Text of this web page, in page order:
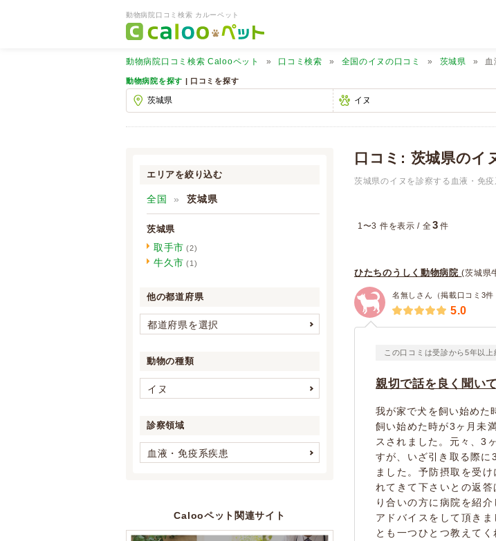
動物病院口コミ検索 カルーペット
動物病院口コミ検索 Calooペット 口コミ検索 全国のイヌの口コミ 茨城県 血
動物病院を探す | 口コミを探す
口コミ: 茨城県のイ
茨城県のイヌを診察する血液・免
1〜3 件を表示 / 全3 件
ひたちのうしく動物病院(茨城県
名無しさん（掲載口コミ3件
5.0
この口コミは受診から5年以上
親切で話を良く聞い
我が家で犬を飼い始めた
飼い始めた時が3ヶ月未
スされました。元々、3
すが、いざ引き取る際に
ました。予防摂取を受
れてきて下さいとの返
り合いの方に病院を紹
アドバイスをして頂き
とも一つひとつ教えて
エリアを絞り込む
全国 茨城県
茨城県
取手市 (2)
牛久市 (1)
他の都道府県
都道府県を選択
栃木県 (2) 群馬
東京都 神奈
新潟県 (2) 石川県
福井県 (2) 長野県
岐阜県 (5) 静岡
(15) 三重
滋賀県 (3) 京都府
大阪府 (28) 兵庫
動物の種類
イヌ
(3) ネコ
(0)
(0)
(0)
デグー (1)
(0)
診察領域
血液・免疫系疾患
歯と口腔系疾患
(6) 眼科
皮膚系疾患 (27) 脳・
循環器系疾患 (8) 呼吸
消化器系疾患 (37) 肝・
Calooペット関連サイト